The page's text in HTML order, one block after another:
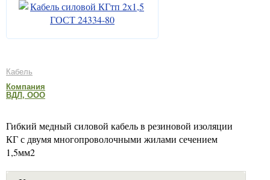
Кабель
Компания
ВДЛ, ООО
Гибкий медный силовой кабель в резиновой изоляции
КГ с двумя многопроволочными жилами сечением
1,5мм2